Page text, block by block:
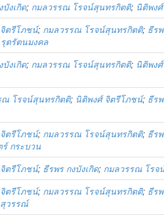
งเกิด; กมลวรรณ โรจน์สุนทรกิตติ; นิติพง
ตรีโภชน์; กมลวรรณ โรจน์สุนทรกิตติ; ธีร
ตรัตนมงคล
งเกิด; กมลวรรณ โรจน์สุนทรกิตติ; นิติพง
ณ โรจน์สุนทรกิตติ; นิติพงศ์ จิตรีโภชน์; ธีร
ตรีโภชน์; กมลวรรณ โรจน์สุนทรกิตติ; ธีร
กระบวน
ตรีโภชน์; ธีรพร กงบังเกิด; กมลวรรณ โรจ
ตรีโภชน์; กมลวรรณ โรจน์สุนทรกิตติ; ธีร
วรรณ์